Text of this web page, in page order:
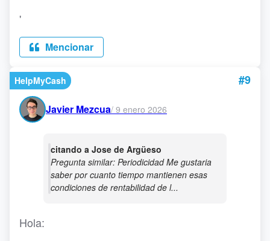
'
Mencionar
HelpMyCash #9
Javier Mezcua/ 9 enero 2026
citando a Jose de Argüeso
Pregunta similar: Periodicidad Me gustaria
saber por cuanto tiempo mantienen esas
condiciones de rentabilidad de l...
Hola: